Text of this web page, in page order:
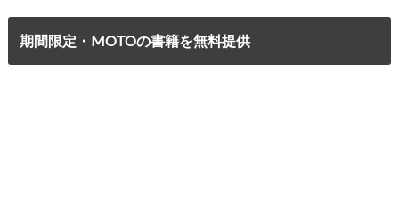
期間限定・MOTOの書籍を無料提供